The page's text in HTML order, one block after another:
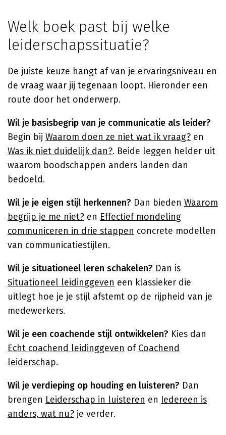
Welk boek past bij welke
leiderschapssituatie?
De juiste keuze hangt af van je ervaringsniveau en
de vraag waar jij tegenaan loopt. Hieronder een
route door het onderwerp.
Wil je basisbegrip van je communicatie als leider?
Begin bij Waarom doen ze niet wat ik vraag? en
Was ik niet duidelijk dan?. Beide leggen helder uit
waarom boodschappen anders landen dan
bedoeld.
Wil je je eigen stijl herkennen? Dan bieden Waarom
begrijp je me niet? en Effectief mondeling
communiceren in drie stappen concrete modellen
van communicatiestijlen.
Wil je situationeel leren schakelen? Dan is
Situationeel leidinggeven een klassieker die
uitlegt hoe je je stijl afstemt op de rijpheid van je
medewerkers.
Wil je een coachende stijl ontwikkelen? Kies dan
Echt coachend leidinggeven of Coachend
leiderschap.
Wil je verdieping op houding en luisteren? Dan
brengen Leiderschap in luisteren en Iedereen is
anders, wat nu? je verder.